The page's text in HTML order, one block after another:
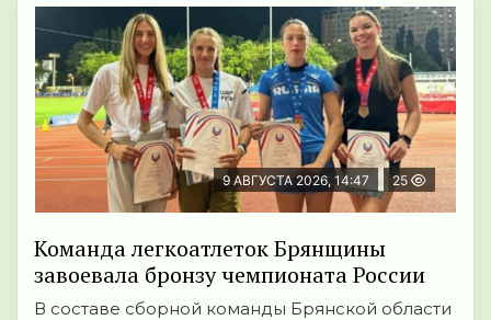
9 АВГУСТА 2026, 14:47 25
Команда легкоатлеток Брянщины
завоевала бронзу чемпионата России
В составе сборной команды Брянской области